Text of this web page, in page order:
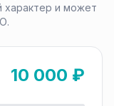
характер и может
10 000 ₽